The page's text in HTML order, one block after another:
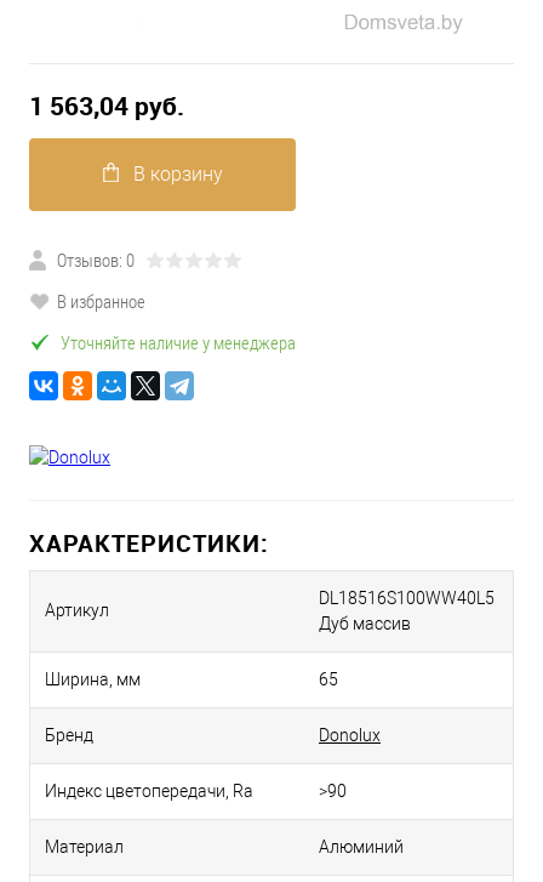
1 563,04 pуб.
В корзину
Отзывов: 0
В избранное
Уточняйте наличие у менеджера
ХАРАКТЕРИСТИКИ:
Артикул
DL18516S100WW40L5
Дуб массив
Ширина, мм 65
Бренд Donolux
Индекс цветопередачи, Ra >90
Материал Алюминий